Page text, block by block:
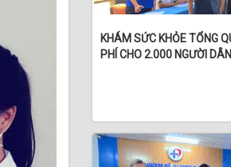
KHÁM SỨC KHỎE TỔNG
PHÍ CHO 2.000 NGƯỜI